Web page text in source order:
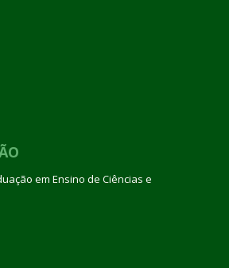
em Ensino de Ciências e